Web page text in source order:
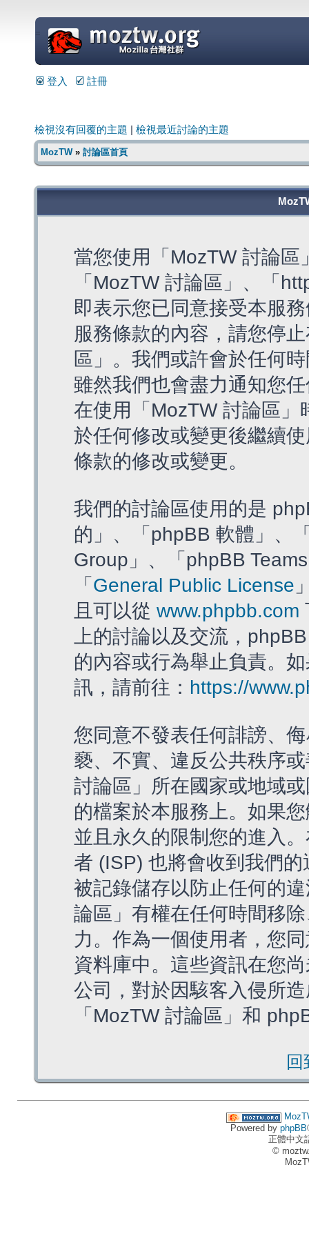
=
登入 註冊
檢視沒有回覆的主題 檢視最近討論的主題
MozTW» 討論區首頁
當您使用「MozTW 討論
「MozTW 討論區」、「
即表示您已同意接受本服
服務條款的內容，請您停
區」。我們或許會於任何
雖然我們也會盡力通知您
在使用「MozTW 討論區
於任何修改或變更後繼續
條款的修改或變更。
我們的討論區使用的是
的」、「phpBB 軟體」、
Group」、「phpBB
「 General Public License
且可以從 www.phpbb.com
上的討論以及交流，
的內容或行為舉止負責。
訊，請前往： https://
您同意不發表任何誹謗、
褻、不實、違反公共秩序
討論區」所在國家或地域
的檔案於本服務上。如果
並且永久的限制您的進入
者 (ISP) 也將會收到我們
被記錄儲存以防止任何的
論區」有權在任何時間移
力。作為一個使用者，您
資料庫中。這些資訊在您
公司，對於因駭客入侵所
「MozTW 討論區」和
Powered by phpBB
正體中文
©